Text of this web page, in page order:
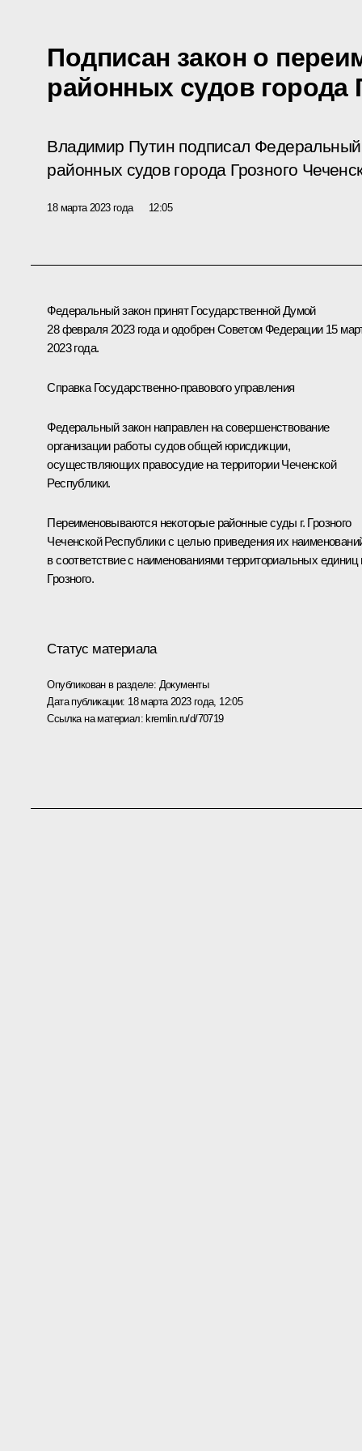
Подписан закон о
районных судов города
Владимир Путин подписал
районных судов города Грозного
18 марта 2023 года 12:05
Федеральный закон принят Государственной Думой
28 февраля 2023 года и одобрен Советом Федерации 15
2023 года.
Справка Государственно-правового управления
Федеральный закон направлен на совершенствование
организации работы судов общей юрисдикции,
осуществляющих правосудие на территории Чеченской
Республики.
Переименовываются некоторые районные суды г. Грозного
Чеченской Республики с целью приведения их
в соответствие с наименованиями территориальных единиц
Грозного.
Статус материала
Опубликован в разделе: Документы
Дата публикации: 18 марта 2023 года, 12:05
Ссылка на материал: kremlin.ru/d/70719